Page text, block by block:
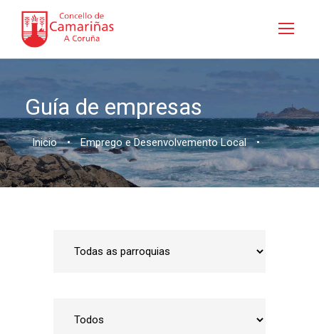
Guía de empresas
Inicio • Emprego e Desenvolvemento Local •